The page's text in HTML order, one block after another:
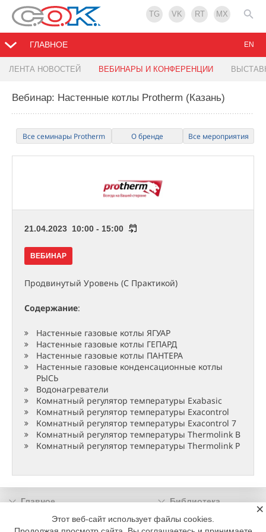
TG VK RT MX
ГЛАВНОЕ
ЛЕНТА НОВОСТЕЙ ВЕБИНАРЫ И КОНФЕРЕНЦИИ
EN
Вебинар: Настенные котлы Protherm (Казань)
Все семинары Protherm О бренде Все мероприятия
21.04.2023 10:00 - 15:00
ВЕБИНАР
Продвинутый Уровень (С Практикой)
Содержание:
Настенные газовые котлы ЯГУАР
Настенные газовые котлы ГЕПАРД
Настенные газовые котлы ПАНТЕРА
Настенные газовые конденсационные котлы
РЫСЬ
Водонагреватели
Комнатный регулятор температуры Exabasic
Комнатный регулятор температуры Exacontrol
Комнатный регулятор температуры Exacontrol 7
Комнатный регулятор температуры Thermolink B
Комнатный регулятор температуры Thermolink P
Главное
Библиотека
Подписка
Реклама
Этот веб-сайт использует файлы cookies.
×